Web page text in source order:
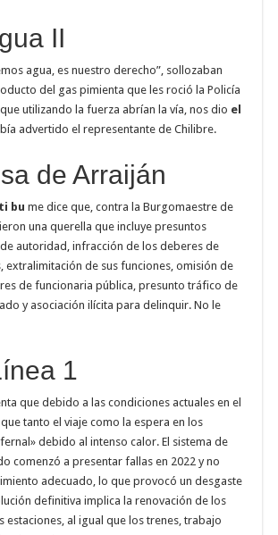
II
agua, es nuestro derecho”, sollozaban
del gas pimienta que les roció la Policía
utilizando la fuerza abrían la vía, nos dio el
advertido el representante de Chilibre.
de Arraiján
bu me dice que, contra la Burgomaestre de
una querella que incluye presuntos
autoridad, infracción de los deberes de
extralimitación de sus funciones, omisión de
de funcionaria pública, presunto tráfico de
y asociación ilícita para delinquir. No le
1
que debido a las condiciones actuales en el
tanto el viaje como la espera en los
debido al intenso calor. El sistema de
comenzó a presentar fallas en 2022 y no
adecuado, lo que provocó un desgaste
definitiva implica la renovación de los
estaciones, al igual que los trenes, trabajo